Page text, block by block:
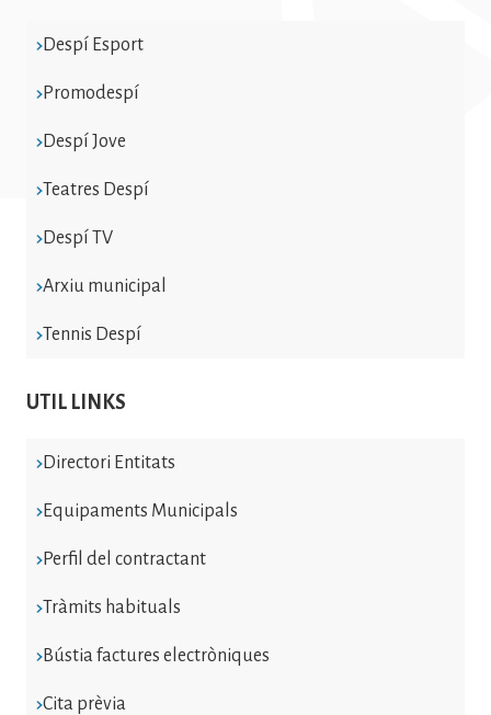
Despí Esport
Promodespí
Despí Jove
Teatres Despí
Despí TV
Arxiu municipal
Tennis Despí
UTIL LINKS
Directori Entitats
Equipaments Municipals
Perfil del contractant
Tràmits habituals
Bústia factures electròniques
Cita prèvia